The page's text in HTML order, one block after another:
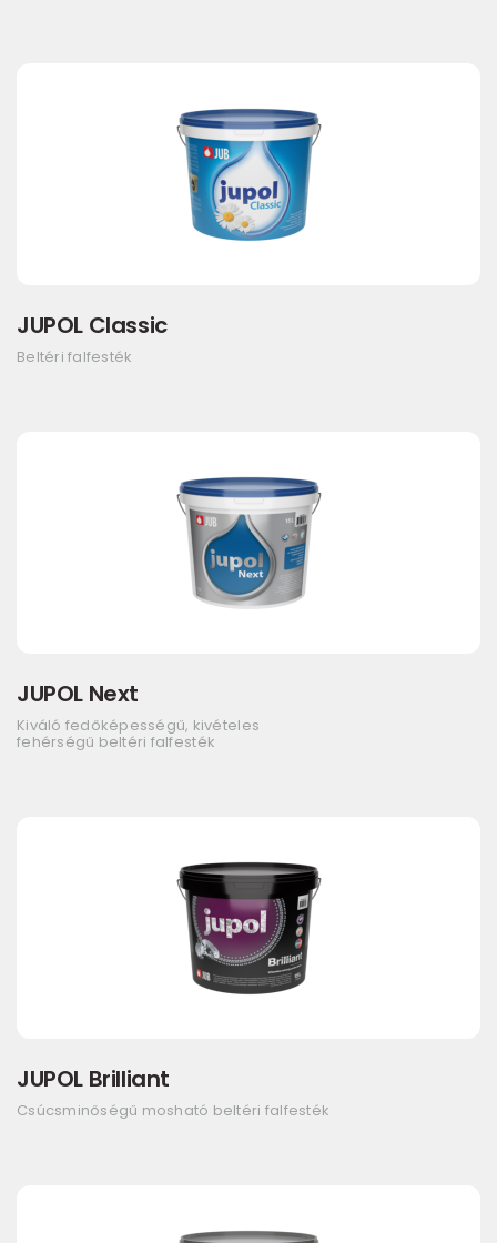
JUPOL Classic
Beltéri falfesték
JUPOL Next
Kiváló fedőképességű, kivételes
fehérségű beltéri falfesték
JUPOL Brilliant
Csúcsminőségű mosható beltéri falfesték